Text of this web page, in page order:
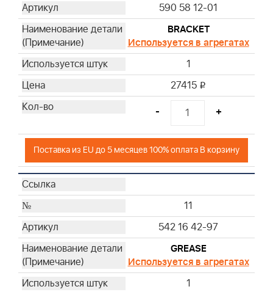
590 58 12-01
BRACKET
Используется в агрегатах
1
27415 i
- +
Поставка из EU до 5 месяцев 100% оплата В корзину
11
542 16 42-97
GREASE
Используется в агрегатах
1